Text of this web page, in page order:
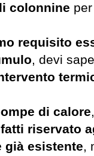
colonnine
requisito
, devi
di calore
riservato
già esistente,